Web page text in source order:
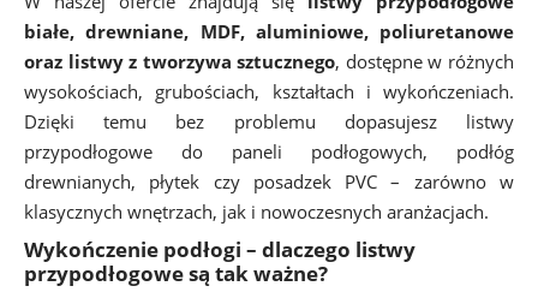
białe, drewniane, MDF, aluminiowe, poliuretanowe
oraz listwy z tworzywa sztucznego, dostępne w różnych
wysokościach, grubościach, kształtach i wykończeniach.
Dzięki temu bez problemu dopasujesz listwy
przypodłogowe do paneli podłogowych, podłóg
drewnianych, płytek czy posadzek PVC – zarówno w
klasycznych wnętrzach, jak i nowoczesnych aranżacjach.
Wykończenie podłogi – dlaczego listwy
przypodłogowe są tak ważne?